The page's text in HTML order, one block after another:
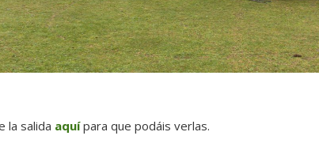
la salida aquí para que podáis verlas.